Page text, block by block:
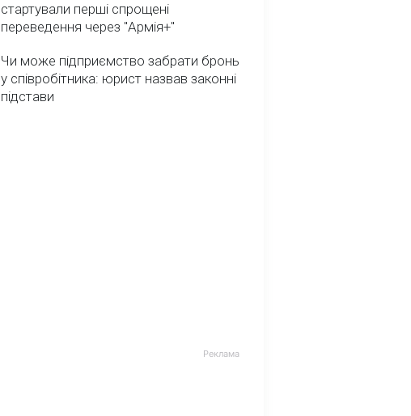
стартували перші спрощені
переведення через "Армія+"
Чи може підприємство забрати бронь
у співробітника: юрист назвав законні
підстави